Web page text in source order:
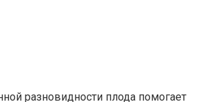
разновидности плода помогает